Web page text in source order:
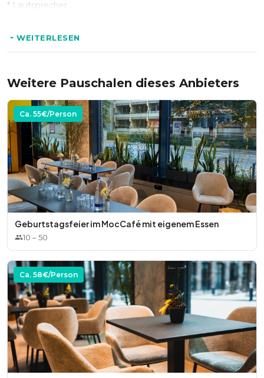
* Lautsprecher
Optional:
* Dekoration
* Zusätzliche Technik
WEITERLESEN
Weitere Pauschalen dieses Anbieters
Ca. 55€/Person
Geburtstagsfeier im MocCafé mit eigenem Essen
10 –50
Ca. 58€/Person